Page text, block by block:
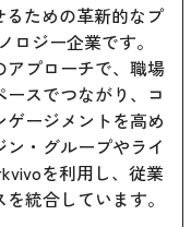
ための革新的なプ
ロジー企業です。
アプローチで、職場
スでつながり、コ
ージメントを高め
・グループやライ
を利用し、従業
統合しています。